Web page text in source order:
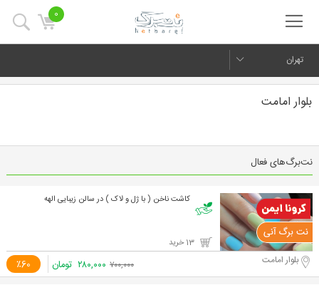
0
تهران
بلوار امامت
نت‌برگ‌های فعال
کاشت ناخن ( با ژل و لاک ) در سالن زیبایی الهه
٪60 بلوار امامت ۷۰۰,۰۰۰ ۲۸۰,۰۰۰ تومان